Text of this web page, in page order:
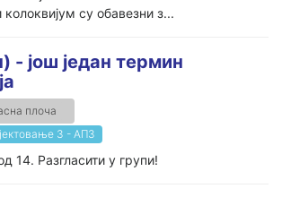
су обавезни з...
још један термин
плоча
3 - АП3
14. Разгласити у групи!